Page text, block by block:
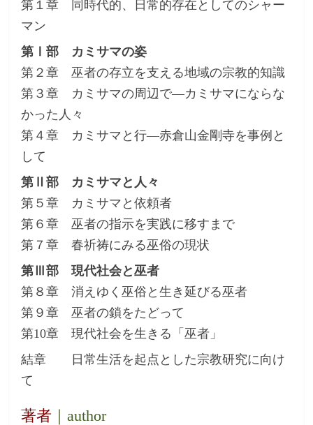
第１章 同時代的、日常的存在としてのシャー
マン
第Ⅰ部 カミサマの姿
第２章 巫者の存立を支える地域の宗教的知識
第３章 カミサマの周辺で―カミサマにならな
かった人々
第４章 カミサマと行―赤倉山金剛寺を事例と
して
第Ⅱ部 カミサマと人々
第５章 カミサマと依頼者
第６章 巫者の指示を実践に移すまで
第７章 春祈祷にみる巫俗の現状
第Ⅲ部 現代社会と巫者
第８章 消えゆく巫俗と生き延びる巫者
第９章 巫者の鎖をたどって
第10章 現代社会を生きる「巫者」
結章 日常生活を起点とした宗教研究に向け
て
著者 ｜author